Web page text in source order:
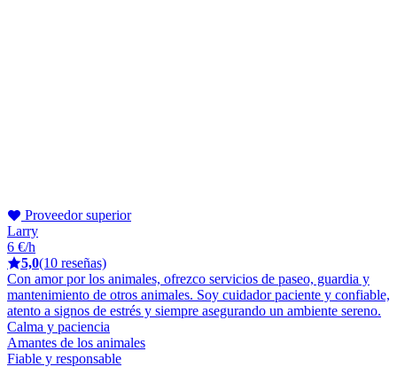
Proveedor superior
Larry
6 €/h
5,0(10 reseñas)
Con amor por los animales, ofrezco servicios de paseo, guardia y
mantenimiento de otros animales. Soy cuidador paciente y confiable,
atento a signos de estrés y siempre asegurando un ambiente sereno.
Calma y paciencia
Amantes de los animales
Fiable y responsable